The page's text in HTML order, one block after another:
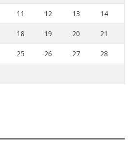
11 12 13 14
18 19 20 21
25 26 27 28